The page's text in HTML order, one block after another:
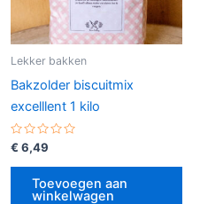
Lekker bakken
Bakzolder biscuitmix
excelllent 1 kilo
Gewaardeerd
0
uit
€ 6,49
Toevoegen aan
winkelwagen